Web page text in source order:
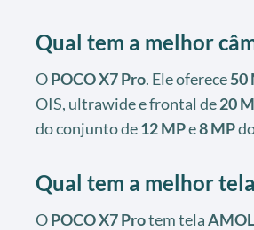
Qual tem a melhor
OPOCO X7 Pro. Ele oferece50
OIS, ultrawide e frontal de20
do conjunto de12 MPe8 MP
Qual tem a melhor
OPOCO X7 Protem tela